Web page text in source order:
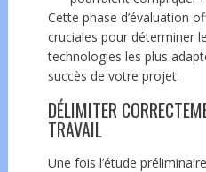
Cette phase d’évaluation
cruciales pour déterminer
technologies les plus
succès de votre projet.
DÉLIMITER
TRAVAIL
Une fois l’étude